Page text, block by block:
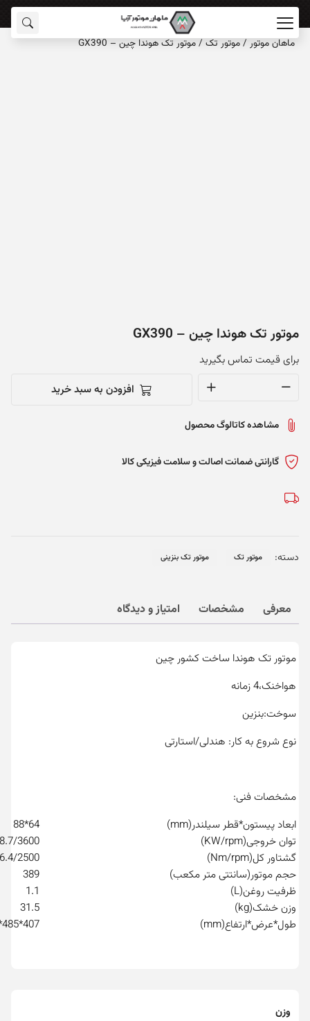
ماهان‌ موتور /موتور تک/موتور تک هوندا چین – GX390
موتور تک هوندا چین – GX390
برای قیمت تماس بگیرید
هوندا
-
عدد
افزودن به سبد خرید
مشاهده کاتالوگ محصول
گارانتی ضمانت اصالت و سلامت فیزیکی کالا
دسته: موتور تک موتور تک بنزینی
معرفی مشخصات امتیاز و دیدگاه
موتور تک هوندا ساخت کشور چین
هواخنک،4 زمانه
سوخت:بنزین
نوع شروع به کار: هندلی/استارتی
مشخصات فنی:
ابعاد پیستون*قطر سیلندر(mm)
64*88
توان خروجی(KW/rpm)
8.7/3600
گشتاور کل(Nm/rpm)
2500
حجم موتور(سانتتی متر مکعب)
389
ظرفیت روغن(L)
1.1
وزن خشک(kg)
31.5
طول*عرض*ارتفاع(mm)
407*485*449
وزن